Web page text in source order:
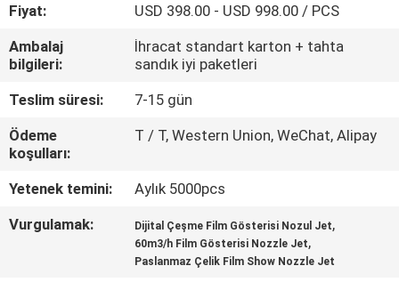
BIZIMLE
ILETIŞIME
GEÇIN
BIR
TEKLIF
ISTEĞI
Fiyat:
USD 398.00 - USD 998.00 / PCS
Ambalaj
bilgileri:
İhracat standart karton + tahta
sandık iyi paketleri
Teslim süresi:
7-15 gün
Ödeme
koşulları:
T / T, Western Union, WeChat, Alipay
Yetenek temini:
Aylık 5000pcs
Vurgulamak:
Dijital Çeşme Film Gösterisi Nozul Jet,
60m3/h Film Gösterisi Nozzle Jet,
Paslanmaz Çelik Film Show Nozzle Jet